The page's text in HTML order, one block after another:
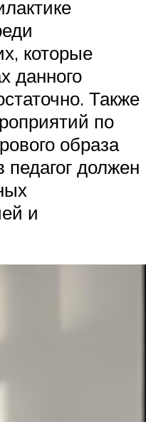
которые
данного
Также
по
образа
должен
и